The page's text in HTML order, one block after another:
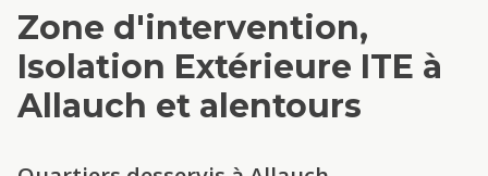
Zone d'intervention,
Isolation Extérieure ITE à
Allauch et alentours